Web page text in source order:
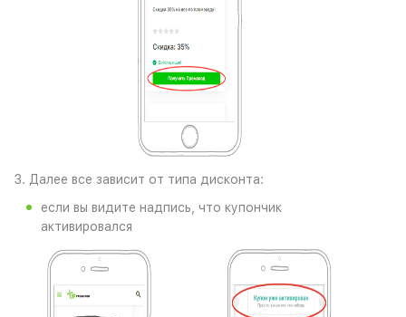
3. Далее все зависит от типа дисконта:
если вы видите надпись, что купончик
активировался